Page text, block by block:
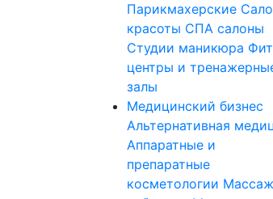
Парикмахерские
красоты СПА салоны
Студии маникюра
центры и
залы
Медицинский бизнес
Альтернативная
Аппаратные и
препаратные
косметологии